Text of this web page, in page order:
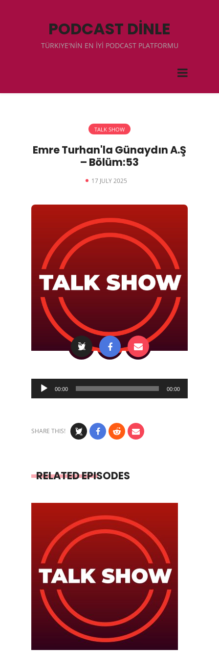
PODCAST DİNLE
TÜRKIYE'NİN EN İYİ PODCAST PLATFORMU
TALK SHOW
Emre Turhan'la Günaydın A.Ş
– Bölüm:53
17 JULY 2025
Audio
Player
00:00 00:00
SHARE THIS!
RELATED EPISODES